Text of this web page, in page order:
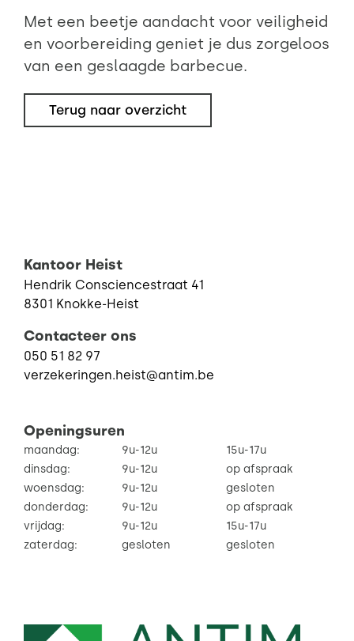
Met een beetje aandacht voor veiligheid
en voorbereiding geniet je dus zorgeloos
van een geslaagde barbecue.
Terug naar overzicht
Kantoor Heist
Hendrik Consciencestraat 41
8301 Knokke-Heist
Contacteer ons
050 51 82 97
verzekeringen.heist@antim.be
Openingsuren
maandag: 9u-12u
15u-17u
dinsdag:
9u-12u
op afspraak
woensdag:
9u-12u
gesloten
donderdag:
9u-12u
op afspraak
vrijdag:
9u-12u
15u-17u
zaterdag:
gesloten gesloten